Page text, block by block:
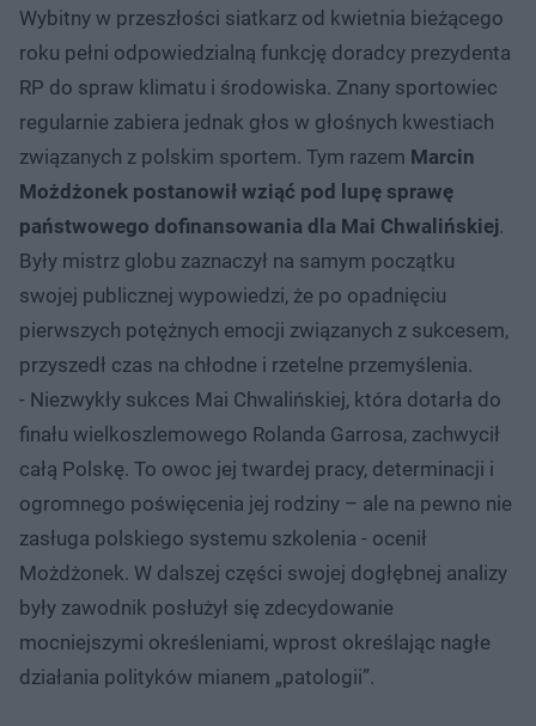
Wybitny w przeszłości siatkarz od kwietnia bieżącego
roku pełni odpowiedzialną funkcję doradcy prezydenta
RP do spraw klimatu i środowiska. Znany sportowiec
regularnie zabiera jednak głos w głośnych kwestiach
związanych z polskim sportem. Tym razem Marcin
Możdżonek postanowił wziąć pod lupę sprawę
państwowego dofinansowania dla Mai Chwalińskiej.
Były mistrz globu zaznaczył na samym początku
swojej publicznej wypowiedzi, że po opadnięciu
pierwszych potężnych emocji związanych z sukcesem,
przyszedł czas na chłodne i rzetelne przemyślenia.
- Niezwykły sukces Mai Chwalińskiej, która dotarła do
finału wielkoszlemowego Rolanda Garrosa, zachwycił
całą Polskę. To owoc jej twardej pracy, determinacji i
ogromnego poświęcenia jej rodziny – ale na pewno nie
zasługa polskiego systemu szkolenia - ocenił
Możdżonek. W dalszej części swojej dogłębnej analizy
były zawodnik posłużył się zdecydowanie
mocniejszymi określeniami, wprost określając nagłe
działania polityków mianem „patologii”.